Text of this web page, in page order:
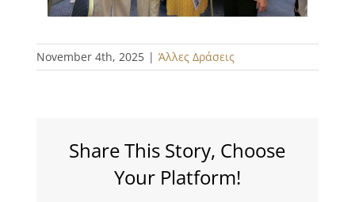
November 4th, 2025 | Άλλες Δράσεις
Share This Story, Choose
Your Platform!